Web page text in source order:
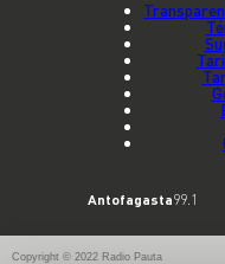
Antofagasta99.1
Copyright © 2022 Radio Pauta